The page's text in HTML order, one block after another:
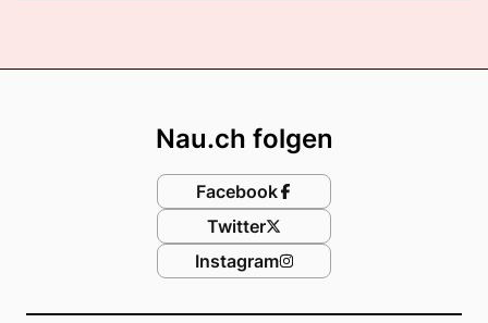
Nau.ch folgen
Facebook
Twitter
Instagram